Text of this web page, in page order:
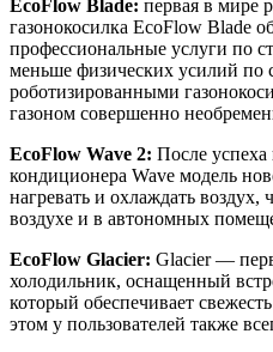
EcoFlow Blade: первая в мире
газонокосилка EcoFlow Blade
профессиональные услуги по
меньше физических усилий по
роботизированными
газоном совершенно
EcoFlow Wave 2: После успеха
кондиционера Wave модель
нагревать и охлаждать воздух,
воздухе и в автономных
EcoFlow Glacier: Glacier —
холодильник, оснащенный
который обеспечивает
этом у пользователей также